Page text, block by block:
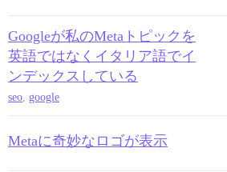
Googleが私のMetaトピックを
英語ではなくイタリア語でイ
ンデックスしている
seo, google
Metaに奇妙なロゴが表示